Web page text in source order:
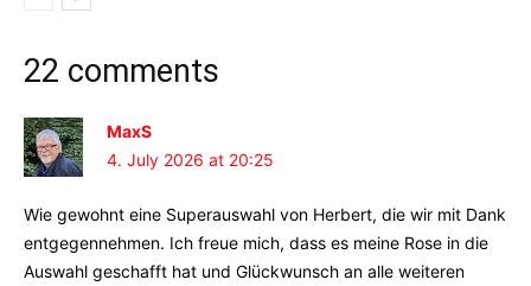
22 comments
MaxS
4. July 2026 at 20:25
Wie gewohnt eine Superauswahl von Herbert, die wir mit Dank
entgegennehmen. Ich freue mich, dass es meine Rose in die
Auswahl geschafft hat und Glückwunsch an alle weiteren